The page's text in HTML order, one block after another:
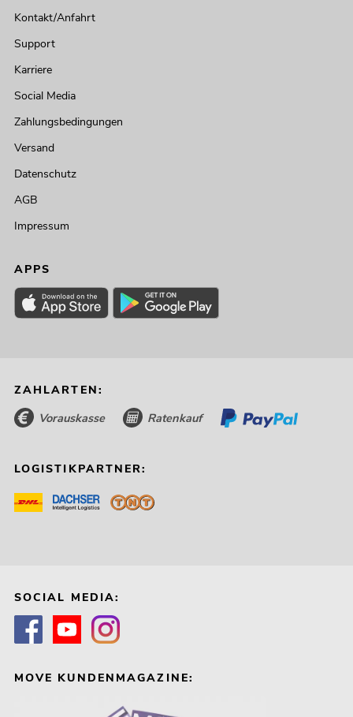
Kontakt/Anfahrt
Support
Karriere
Social Media
Zahlungsbedingungen
Versand
Datenschutz
AGB
Impressum
APPS
ZAHLARTEN:
Vorauskasse Ratenkauf
LOGISTIKPARTNER:
SOCIAL MEDIA:
MOVE KUNDENMAGAZINE: